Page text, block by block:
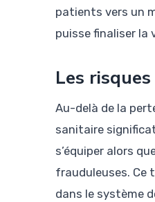
patients vers un
puisse finaliser
Les
Au-delà de la
sanitaire
s’équiper alors
frauduleuses. Ce
dans le système